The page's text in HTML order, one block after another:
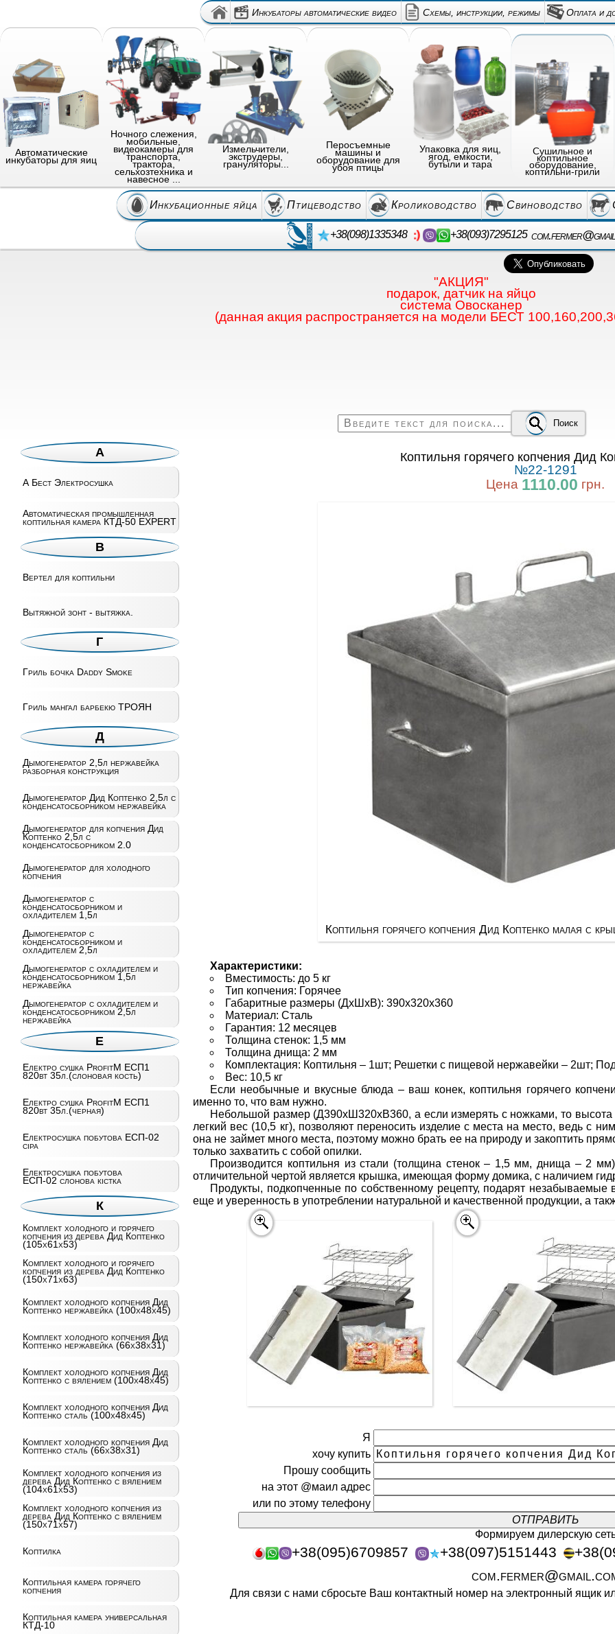
Инкубаторы автоматические видео Схемы, инструкции, режимы Оплата и
Автоматические
инкубаторы для яиц
Ночного слежения,
мобильные,
видеокамеры для
транспорта,
трактора,
сельхозтехника и
навесное ...
Измельчители,
экструдеры,
грануляторы...
Перосъемные
машины и
оборудование для
убоя птицы
Упаковка для яиц,
ягод, емкости,
бутыли и тара
Сушильное и
коптильное
оборудование,
коптильни-грили
Инкубационные яйца Птицеводство Кролиководство Свиноводство
+38(098)1335348 +38(093)7295125
"АКЦИЯ"
подарок, датчик на яйцо
система Овосканер
(данная акция распространяется на модели БЕСТ
Поиск
А
А Бест Электросушка
Автоматическая промышленная
коптильная камера КТД-50 EXPERT
В
Вертел для коптильни
Вытяжной зонт - вытяжка.
Г
Гриль бочка Daddy Smoke
Гриль мангал барбекю ТРОЯН
Д
Дымогенератор 2,5л нержавейка
разборная конструкция
Дымогенератор Дид Коптенко 2,5л с
конденсатосборником нержавейка
Дымогенератор для копчения Дид
Коптенко 2,5л с
конденсатосборником 2.0
Дымогенератор для холодного
копчения
Дымогенератор с
конденсатосборником и
охладителем 1,5л
Дымогенератор с
конденсатосборником и
охладителем 2,5л
Дымогенератор с охладителем и
конденсатосборником 1,5л
нержавейка
Дымогенератор с охладителем и
конденсатосборником 2,5л
нержавейка
Е
Електро сушка ProfitM ЕСП1
820вт 35л.(слоновая кость)
Електро сушка ProfitM ЕСП1
820вт 35л.(черная)
Електросушка побутова ЕСП-02
сiра
Електросушка побутова
ЕСП-02 слонова кістка
К
Комплект холодного и горячего
копчения из дерева Дид Коптенко
(105х61х53)
Комплект холодного и горячего
копчения из дерева Дид Коптенко
(150х71х63)
Комплект холодного копчения Дид
Коптенко нержавейка (100х48х45)
Комплект холодного копчения Дид
Коптенко нержавейка (66х38х31)
Комплект холодного копчения Дид
Коптенко с вялением (100х48х45)
Комплект холодного копчения Дид
Коптенко сталь (100х48х45)
Комплект холодного копчения Дид
Коптенко сталь (66х38х31)
Комплект холодного копчения из
дерева Дид Коптенко с вялением
(104х61х53)
Комплект холодного копчения из
дерева Дид Коптенко с вялением
(150х71х57)
Коптилка
Коптильная камера горячего
копчения
Коптильная камера универсальная
КТД-10
Коптильня горячего копчения Дид
№22-1291
Цена 1110.00 грн.
Коптильня горячего копчения Дид Коптенко малая с
Характеристики:
Вместимость: до 5 кг
Тип копчения: Горячее
Габаритные размеры (ДхШхВ): 390х320х360
Материал: Сталь
Гарантия: 12 месяцев
Толщина стенок: 1,5 мм
Толщина днища: 2 мм
Комплектация: Коптильня – 1шт; Решетки с пищевой нержавейки – 2шт;
Вес: 10,5 кг
Если необычные и вкусные блюда – ваш конек, коптильня горячего
именно то, что вам нужно.
Небольшой размер (Д390хШ320хВ360, а если измерять с ножками, то высота
легкий вес (10,5 кг), позволяют переносить изделие с места на место, ведь с
она не займет много места, поэтому можно брать ее на природу и закоптить
только захватить с собой опилки.
Производится коптильня из стали (толщина стенок – 1,5 мм, днища – 2
отличительной чертой является крышка, имеющая форму домика, с наличием
Продукты, подкопченные по собственному рецепту, подарят
еще и уверенность в употреблении натуральной и качественной продукции, а
Я
хочу купить
Прошу сообщить
на этот @маил адрес
или по этому телефону
Формируем дилерскую
+38(095)6709857 +38(097)5151443
Для связи с нами сбросьте Ваш контактный номер на электронный